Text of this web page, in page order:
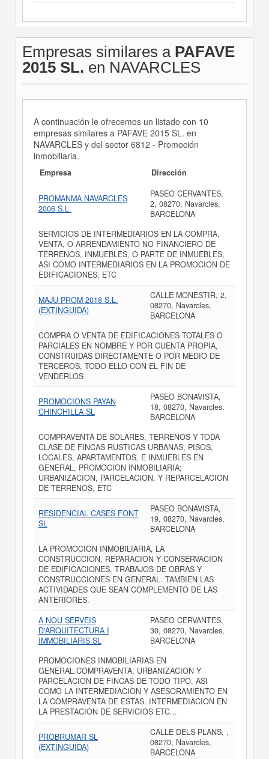
Empresas similares a PAFAVE
2015 SL. en NAVARCLES
A continuación le ofrecemos un listado con 10
empresas similares a PAFAVE 2015 SL. en
NAVARCLES y del sector 6812 - Promoción
inmobiliaria.
Empresa Dirección
PROMANMA NAVARCLES
2006 S.L.
PASEO CERVANTES,
2, 08270, Navarcles,
BARCELONA
SERVICIOS DE INTERMEDIARIOS EN LA COMPRA,
VENTA, O ARRENDAMIENTO NO FINANCIERO DE
TERRENOS, INMUEBLES, O PARTE DE INMUEBLES,
ASI COMO INTERMEDIARIOS EN LA PROMOCION DE
EDIFICACIONES, ETC
MAJU PROM 2018 S.L.
(EXTINGUIDA)
CALLE MONESTIR, 2,
08270, Navarcles,
BARCELONA
COMPRA O VENTA DE EDIFICACIONES TOTALES O
PARCIALES EN NOMBRE Y POR CUENTA PROPIA,
CONSTRUIDAS DIRECTAMENTE O POR MEDIO DE
TERCEROS, TODO ELLO CON EL FIN DE
VENDERLOS
PROMOCIONS PAYAN
CHINCHILLA SL
PASEO BONAVISTA,
18, 08270, Navarcles,
BARCELONA
COMPRAVENTA DE SOLARES, TERRENOS Y TODA
CLASE DE FINCAS RUSTICAS URBANAS, PISOS,
LOCALES, APARTAMENTOS, E INMUEBLES EN
GENERAL, PROMOCION INMOBILIARIA;
URBANIZACION, PARCELACION, Y REPARCELACION
DE TERRENOS, ETC
RESIDENCIAL CASES FONT
SL
PASEO BONAVISTA,
19, 08270, Navarcles,
BARCELONA
LA PROMOCION INMOBILIARIA, LA
CONSTRUCCION, REPARACION Y CONSERVACION
DE EDIFICACIONES, TRABAJOS DE OBRAS Y
CONSTRUCCIONES EN GENERAL. TAMBIEN LAS
ACTIVIDADES QUE SEAN COMPLEMENTO DE LAS
ANTERIORES.
A NOU SERVEIS
D'ARQUITECTURA I
IMMOBILIARIS SL
PASEO CERVANTES,
30, 08270, Navarcles,
BARCELONA
PROMOCIONES INMOBILIARIAS EN
GENERAL.COMPRAVENTA, URBANIZACION Y
PARCELACION DE FINCAS DE TODO TIPO, ASI
COMO LA INTERMEDIACION Y ASESORAMIENTO EN
LA COMPRAVENTA DE ESTAS. INTERMEDIACION EN
LA PRESTACION DE SERVICIOS ETC...
PROBRUMAR SL
(EXTINGUIDA)
CALLE DELS PLANS, ,
08270, Navarcles,
BARCELONA